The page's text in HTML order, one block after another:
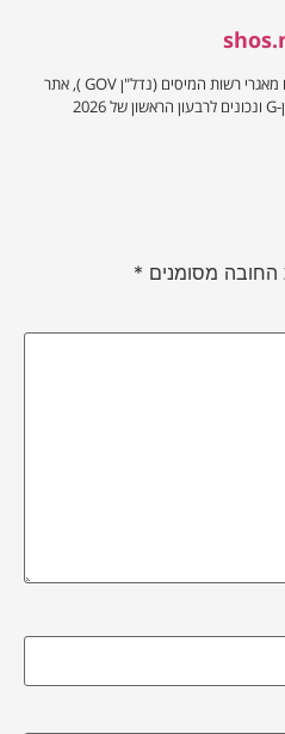
הנתונים המוצגים במדור מסונכרנים גם מאגרי רשות המיסים (נדל"ן GOV ), אתר
החובה מסומנים *